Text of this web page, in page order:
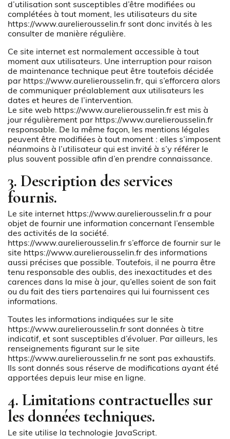
d’utilisation sont susceptibles d’être modifiées ou
complétées à tout moment, les utilisateurs du site
https://www.aurelierousselin.fr sont donc invités à les
consulter de manière régulière.
Ce site internet est normalement accessible à tout
moment aux utilisateurs. Une interruption pour raison
de maintenance technique peut être toutefois décidée
par https://www.aurelierousselin.fr, qui s’efforcera alors
de communiquer préalablement aux utilisateurs les
dates et heures de l’intervention.
Le site web https://www.aurelierousselin.fr est mis à
jour régulièrement par https://www.aurelierousselin.fr
responsable. De la même façon, les mentions légales
peuvent être modifiées à tout moment : elles s’imposent
néanmoins à l’utilisateur qui est invité à s’y référer le
plus souvent possible afin d’en prendre connaissance.
3. Description des services
fournis.
Le site internet https://www.aurelierousselin.fr a pour
objet de fournir une information concernant l’ensemble
des activités de la société.
https://www.aurelierousselin.fr s’efforce de fournir sur le
site https://www.aurelierousselin.fr des informations
aussi précises que possible. Toutefois, il ne pourra être
tenu responsable des oublis, des inexactitudes et des
carences dans la mise à jour, qu’elles soient de son fait
ou du fait des tiers partenaires qui lui fournissent ces
informations.
Toutes les informations indiquées sur le site
https://www.aurelierousselin.fr sont données à titre
indicatif, et sont susceptibles d’évoluer. Par ailleurs, les
renseignements figurant sur le site
https://www.aurelierousselin.fr ne sont pas exhaustifs.
Ils sont donnés sous réserve de modifications ayant été
apportées depuis leur mise en ligne.
4. Limitations contractuelles sur
les données techniques.
Le site utilise la technologie JavaScript.